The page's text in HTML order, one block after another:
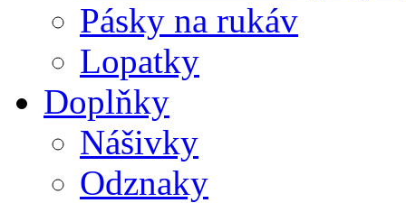
Pásky na rukáv
Lopatky
Doplňky
Nášivky
Odznaky